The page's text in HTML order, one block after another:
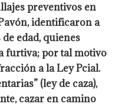
preventivos en
identificaron a
edad, quienes
furtiva; por tal motivo
a la Ley Pcial.
(ley de caza),
cazar en camino